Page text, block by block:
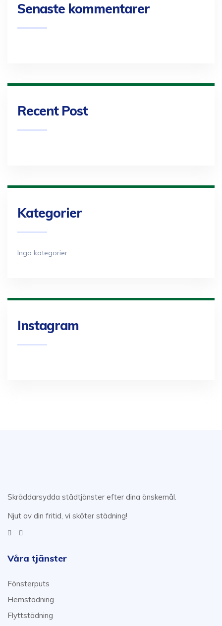
Senaste kommentarer
Recent Post
Kategorier
Inga kategorier
Instagram
Skräddarsydda städtjänster efter dina önskemål.
Njut av din fritid, vi sköter städning!
Våra tjänster
Fönsterputs
Hemstädning
Flyttstädning